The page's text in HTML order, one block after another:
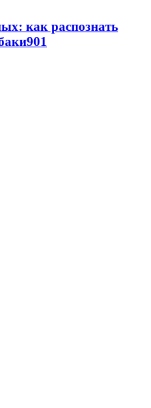
как распознать
901